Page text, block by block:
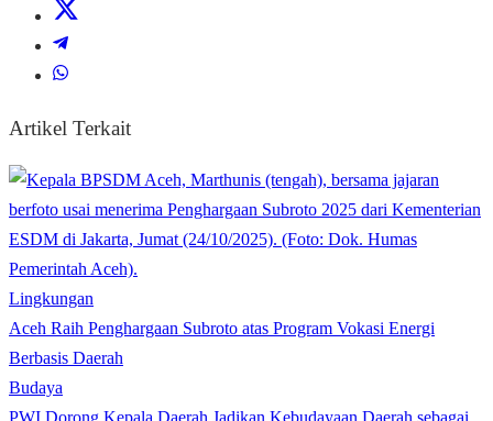
Artikel Terkait
Lingkungan
Aceh Raih Penghargaan Subroto atas Program Vokasi Energi
Berbasis Daerah
Budaya